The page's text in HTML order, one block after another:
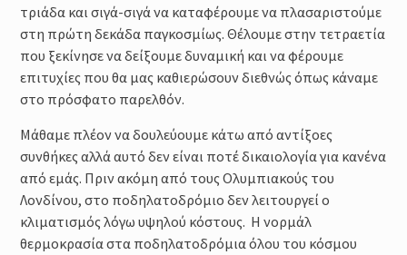
τριάδα και σιγά-σιγά να καταφέρουμε να πλασαριστούμε
στη πρώτη δεκάδα παγκοσμίως. Θέλουμε στην τετραετία
που ξεκίνησε να δείξουμε δυναμική και να φέρουμε
επιτυχίες που θα μας καθιερώσουν διεθνώς όπως κάναμε
στο πρόσφατο παρελθόν.
Μάθαμε πλέον να δουλεύουμε κάτω από αντίξοες
συνθήκες αλλά αυτό δεν είναι ποτέ δικαιολογία για κανένα
από εμάς. Πριν ακόμη από τους Ολυμπιακούς του
Λονδίνου, στο ποδηλατοδρόμιο δεν λειτουργεί ο
κλιματισμός λόγω υψηλού κόστους. Η νορμάλ
θερμοκρασία στα ποδηλατοδρόμια όλου του κόσμου